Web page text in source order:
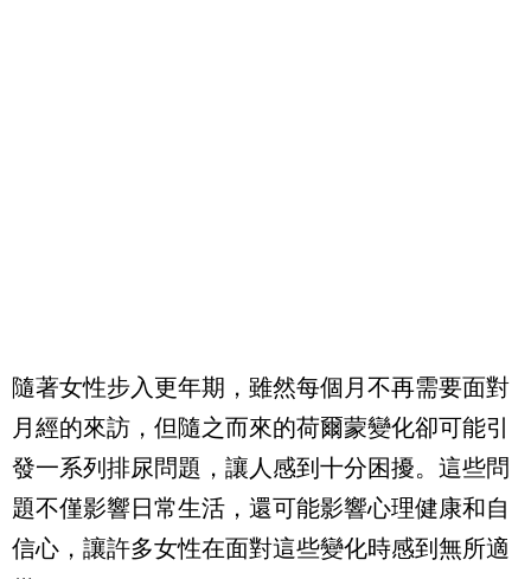
隨著女性步入更年期，雖然每個月不再需要面對
月經的來訪，但隨之而來的荷爾蒙變化卻可能引
發一系列排尿問題，讓人感到十分困擾。這些問
題不僅影響日常生活，還可能影響心理健康和自
信心，讓許多女性在面對這些變化時感到無所適